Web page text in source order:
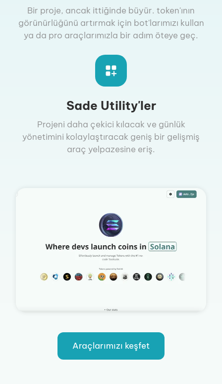
Bir proje, ancak ittiğinde büyür. token'ının
görünürlüğünü artırmak için bot'larımızı kullan
ya da pro araçlarımızla bir adım öteye geç.
Sade Utility'ler
Projeni daha çekici kılacak ve günlük
yönetimini kolaylaştıracak geniş bir gelişmiş
araç yelpazesine eriş.
Araçlarımızı keşfet